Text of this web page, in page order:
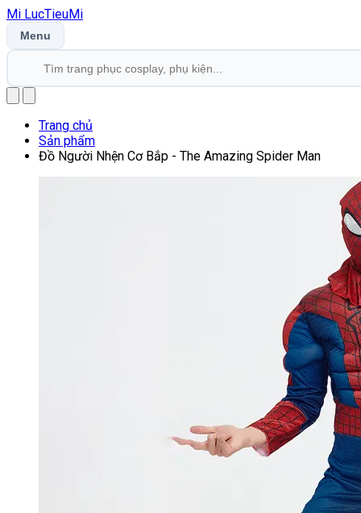
Mi LucTieuMi
Menu
Trang chủ
Sản phẩm
Đồ Người Nhện Cơ Bắp - The Amazing Spider Man